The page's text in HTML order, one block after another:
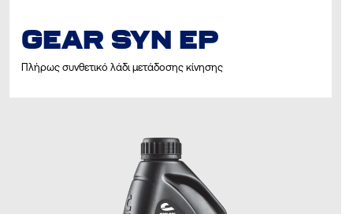
GEAR SYN EP
Πλήρως συνθετικό λάδι μετάδοσης κίνησης